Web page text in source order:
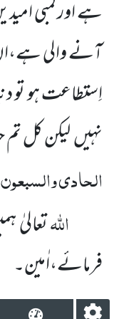
ہے اور لمبی
آنےوالی
اِستطاعت ہو تو
نہیںلیکن کل
الحادی
اللّٰہتعالیٰ
فرمائے،اٰمین۔